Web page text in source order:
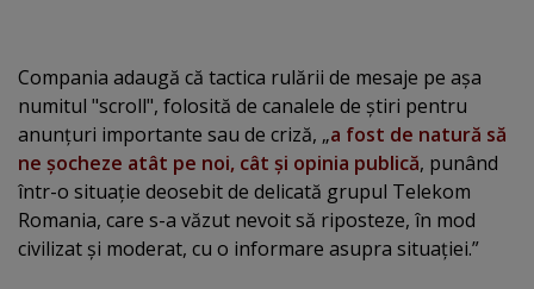
Compania adaugă că tactica rulării de mesaje pe aşa
numitul "scroll", folosită de canalele de ştiri pentru
anunţuri importante sau de criză, „a fost de natură să
ne şocheze atât pe noi, cât şi opinia publică, punând
într-o situaţie deosebit de delicată grupul Telekom
Romania, care s-a văzut nevoit să riposteze, în mod
civilizat şi moderat, cu o informare asupra situaţiei.”